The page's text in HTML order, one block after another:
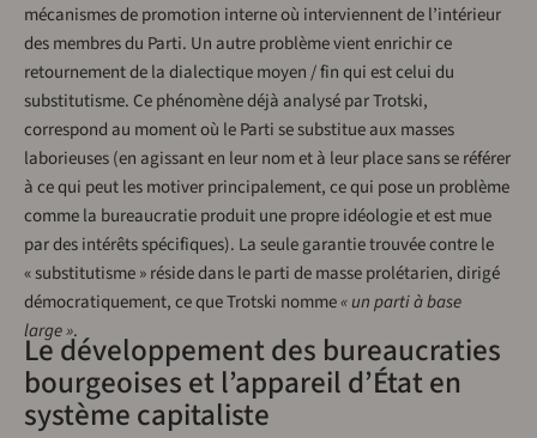
mécanismes de promotion interne où interviennent de l’intérieur
des membres du Parti. Un autre problème vient enrichir ce
retournement de la dialectique moyen / fin qui est celui du
substitutisme. Ce phénomène déjà analysé par Trotski,
correspond au moment où le Parti se substitue aux masses
laborieuses (en agissant en leur nom et à leur place sans se référer
à ce qui peut les motiver principalement, ce qui pose un problème
comme la bureaucratie produit une propre idéologie et est mue
par des intérêts spécifiques). La seule garantie trouvée contre le
« substitutisme » réside dans le parti de masse prolétarien, dirigé
démocratiquement, ce que Trotski nomme« un parti à base
large ».
Le développement des bureaucraties
bourgeoises et l’appareil d’État en
système capitaliste